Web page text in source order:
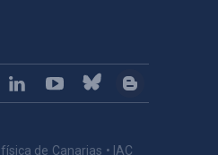
de Canarias • IAC